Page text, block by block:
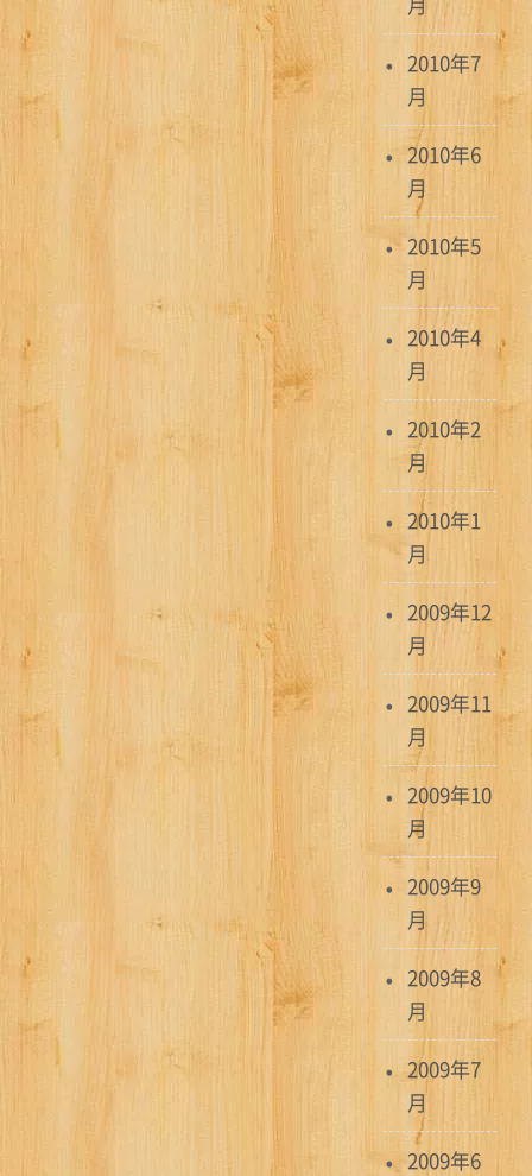
2010年7
月
2010年6
月
2010年5
月
2010年4
月
2010年2
月
2010年1
月
2009年12
月
2009年11
月
2009年10
月
2009年9
月
2009年8
月
2009年7
月
2009年6